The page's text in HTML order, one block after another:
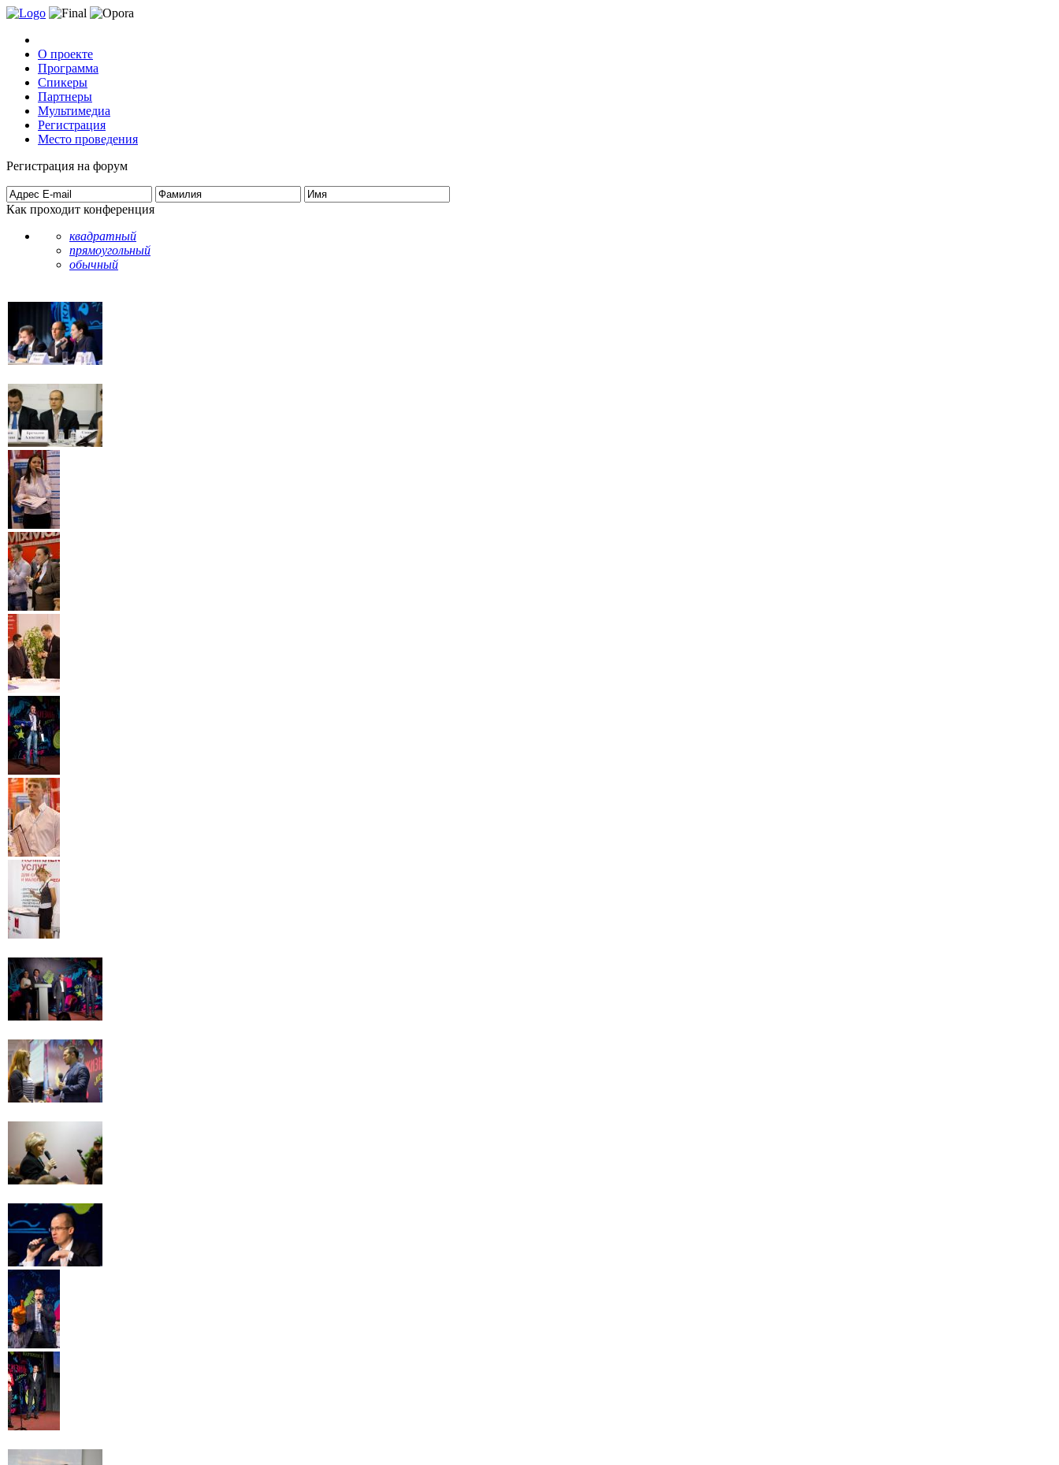
О проекте
Программа
Спикеры
Партнеры
Мультимедиа
Регистрация
Место проведения
Регистрация на форум
Как проходит конференция
квадратный
прямоугольный
обычный